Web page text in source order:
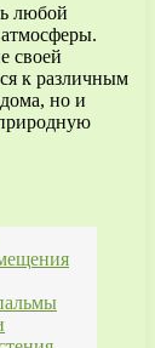
любой
своей
к различным
но и